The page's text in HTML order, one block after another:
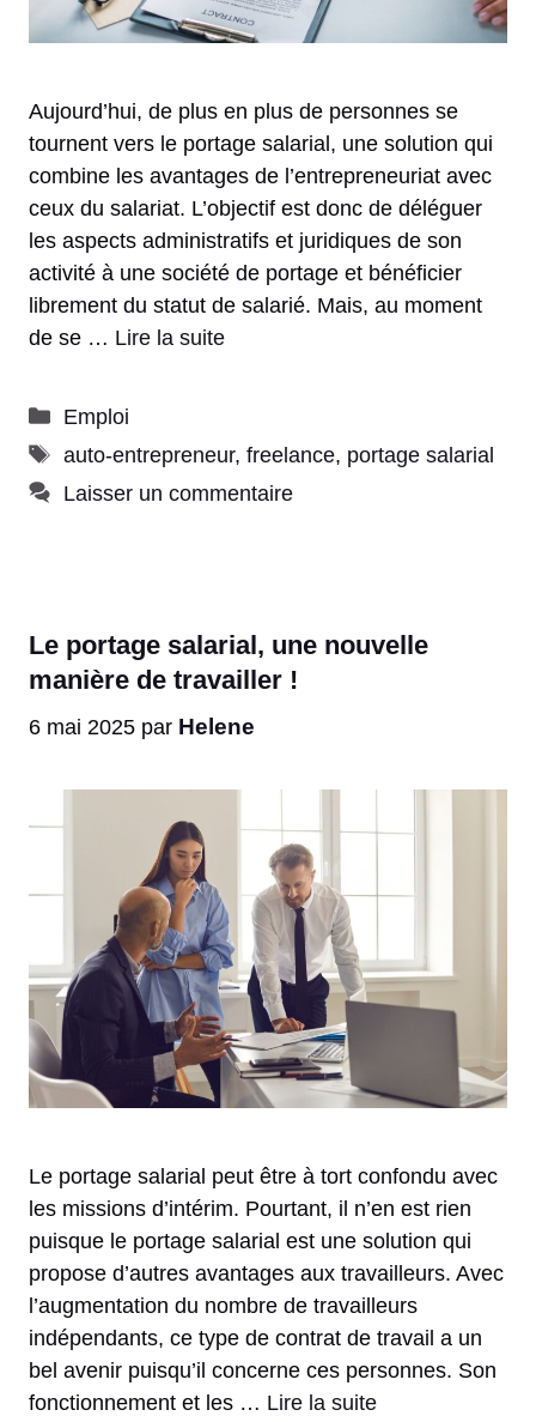
Aujourd’hui, de plus en plus de personnes se
tournent vers le portage salarial, une solution qui
combine les avantages de l’entrepreneuriat avec
ceux du salariat. L’objectif est donc de déléguer
les aspects administratifs et juridiques de son
activité à une société de portage et bénéficier
librement du statut de salarié. Mais, au moment
de se … Lire la suite
Catégories
Emploi
Étiquettes
auto-entrepreneur, freelance, portage salarial
Laisser un commentaire
Le portage salarial, une nouvelle
manière de travailler !
6 mai 2025 par Helene
Le portage salarial peut être à tort confondu avec
les missions d’intérim. Pourtant, il n’en est rien
puisque le portage salarial est une solution qui
propose d’autres avantages aux travailleurs. Avec
l’augmentation du nombre de travailleurs
indépendants, ce type de contrat de travail a un
bel avenir puisqu’il concerne ces personnes. Son
fonctionnement et les … Lire la suite